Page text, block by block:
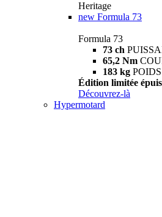
Heritage
new Formula 73
Formula 73
73 ch
65,2 Nm
183 kg
Édition limitée
Découvrez-là
Hypermotard